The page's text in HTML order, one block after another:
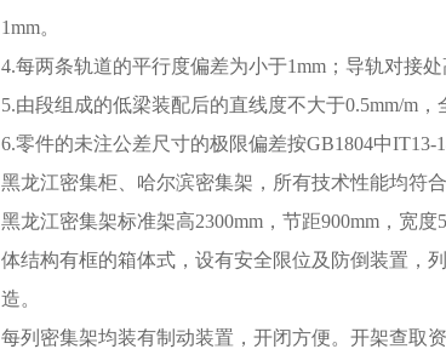
1mm。
4.每两条轨道的平行度偏差为小于1mm；导轨对接处
5.由段组成的低梁装配后的直线度不大于0.5mm/m，
6.零件的未注公差尺寸的极限偏差按GB1804中IT13-
黑龙江密集柜、哈尔滨密集架，所有技术性能均符
黑龙江密集架标准架高2300mm，节距900mm，宽
体结构有框的箱体式，设有安全限位及防倒装置，
造。
每列密集架均装有制动装置，开闭方便。开架查取